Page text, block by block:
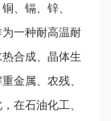
、镉、锌、
一种耐高温耐
合成、晶体生
金属、农残、
在石油化工、